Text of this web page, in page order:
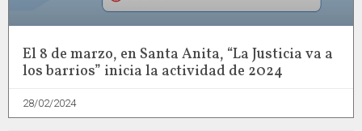
El 8 de marzo, en Santa Anita, “La Justicia va a
los barrios” inicia la actividad de 2024
28/02/2024